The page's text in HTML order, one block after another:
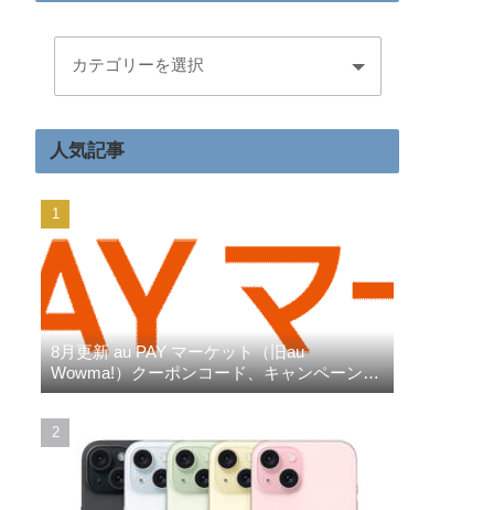
人気記事
8月更新 au PAY マーケット（旧au
Wowma!）クーポンコード、キャンペーン、
三太郎の日、ポイント超超祭りなど